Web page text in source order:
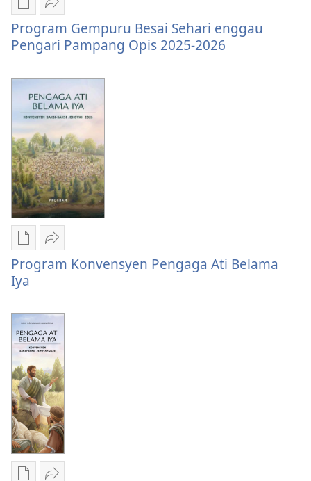
Chara
download
litaricha
Program
Gempuru
Besai
Sehari
enggau
Pengari
Pampang
Opis
2025-
2026
Kunsi
Program
Gempuru
Sehari
enggau
Pengari
Opis
2025-
2026
Program Gempuru Besai Sehari enggau
Pengari Pampang Opis 2025-2026
Chara
download
litaricha
Program
Konvensyen
Pengaga
Ati
Belama
Iya
Kunsi
Program
Ati
Belama
Iya
Program Konvensyen Pengaga Ati Belama
Iya